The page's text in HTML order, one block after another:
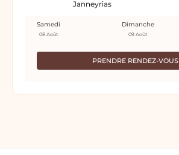
Janneyrias
PRENDRE RENDEZ-VOUS
Samedi
08 Août
Dimanche
09 Août